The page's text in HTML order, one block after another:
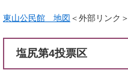
東山公民館 地図 ＜外部リンク＞
塩尻第4投票区